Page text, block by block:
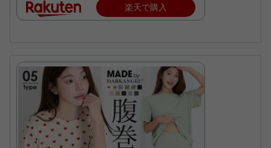
楽天で購入